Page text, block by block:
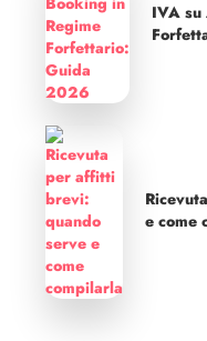
IVA su
e come